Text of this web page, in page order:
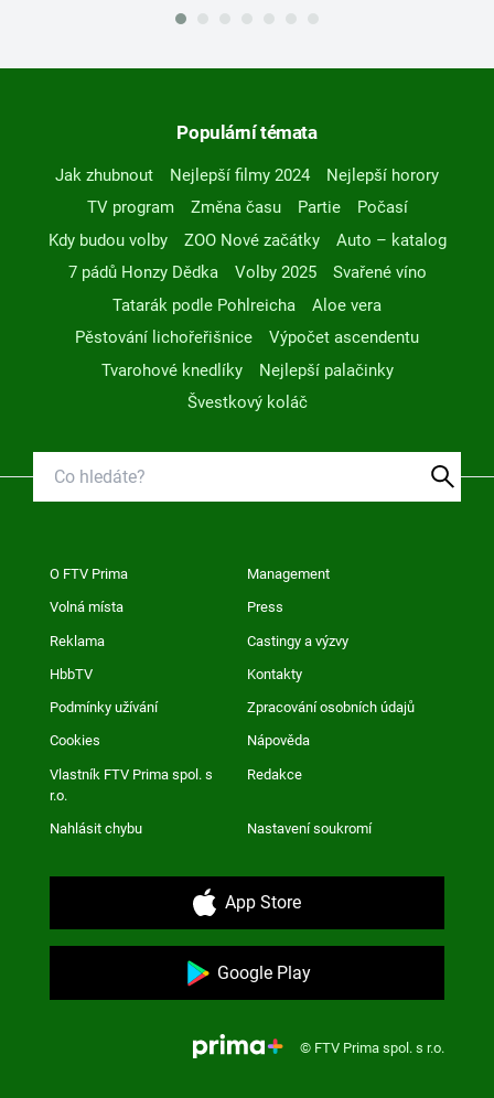
Populární témata
Jak zhubnout Nejlepší filmy 2024
Nejlepší horory
TV program
Změna času Partie
Počasí
Kdy budou volby
ZOO Nové začátky
Auto – katalog
7 pádů Honzy Dědka
Volby 2025
Svařené víno
Tatarák podle Pohlreicha
Aloe vera
Pěstování lichořeřišnice
Výpočet ascendentu
Tvarohové knedlíky
Nejlepší palačinky
Švestkový koláč
O FTV Prima Management
Volná místa Press
Reklama Castingy a výzvy
HbbTV Kontakty
Podmínky užívání Zpracování osobních údajů
Cookies Nápověda
Vlastník FTV Prima spol. s
r.o.
Redakce
Nahlásit chybu Nastavení soukromí
App Store
Google Play
© FTV Prima spol. s r.o.